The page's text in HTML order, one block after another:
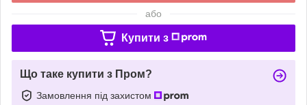
або
Купити з
Що таке купити з Пром?
Замовлення під захистом